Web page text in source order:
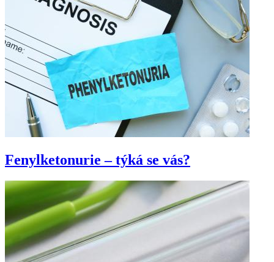
Fenylketonurie – týká se vás?